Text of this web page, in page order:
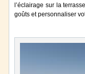
l’éclairage sur la
goûts et personnaliser